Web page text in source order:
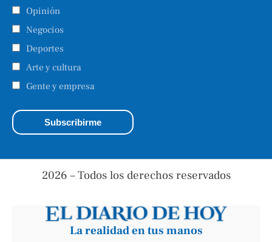
Opinión
Negocios
Deportes
Arte y cultura
Gente y empresa
2026 – Todos los derechos reservados
La realidad en tus manos